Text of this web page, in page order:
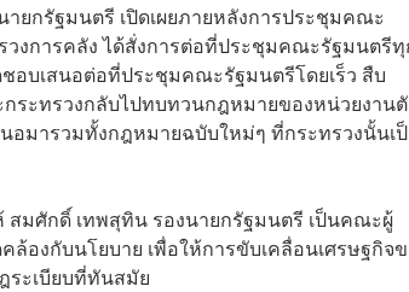
ยกรัฐมนตรี​ เปิดเผยภายหลังการประชุมคณะ
วงการคลัง​ ได้สั่งการต่อที่ประชุมคณะรัฐมนตรี
อบเสนอต่อที่ประชุมคณะรัฐมนตรีโดยเร็ว สืบ
ระทรวง​กลับไปทบทวนกฎหมายของหน่วยงานตั
นอมารวมทั้งกฎหมายฉบับใหม่ๆ ที่กระทรวงนั้นเ
มศักดิ์​ เทพสุทิน รองนายก​รัฐมนตรี​ เป็นคณะผู้
องกับนโยบาย เพื่อให้การขับเคลื่อนเศรษฐกิจ
ระเบียบที่ทันสมัย